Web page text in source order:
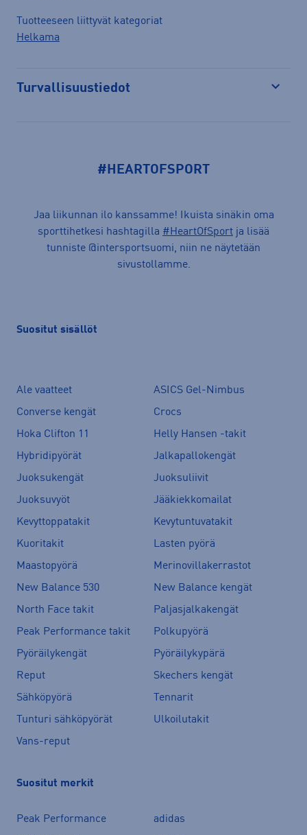
Tuotteeseen liittyvät kategoriat
Helkama
Turvallisuustiedot
#HEARTOFSPORT
Jaa liikunnan ilo kanssamme! Ikuista sinäkin oma
sporttihetkesi hashtagilla #HeartOfSport ja lisää
tunniste @intersportsuomi, niin ne näytetään
sivustollamme.
Suositut sisällöt
Ale vaatteet
ASICS Gel-Nimbus
Converse kengät
Crocs
Hoka Clifton 11
Helly Hansen -takit
Hybridipyörät
Jalkapallokengät
Juoksukengät
Juoksuliivit
Juoksuvyöt
Jääkiekkomailat
Kevyttoppatakit
Kevytuntuvatakit
Kuoritakit
Lasten pyörä
Maastopyörä
Merinovillakerrastot
New Balance 530
New Balance kengät
North Face takit
Paljasjalkakengät
Peak Performance takit
Polkupyörä
Pyöräilykengät
Pyöräilykypärä
Reput
Skechers kengät
Sähköpyörä
Tennarit
Tunturi sähköpyörät
Ulkoilutakit
Vans-reput
Suositut merkit
Peak Performance
adidas